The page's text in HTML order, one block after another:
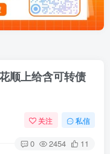
顺上给含可转债
关注 私信
0 2454 11